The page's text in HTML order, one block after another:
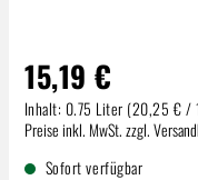
15,19 €
Inhalt: 0.75 Liter (20,25 € /
Regulärer Preis:
Preise inkl. MwSt. zzgl.
Sofort verfügbar